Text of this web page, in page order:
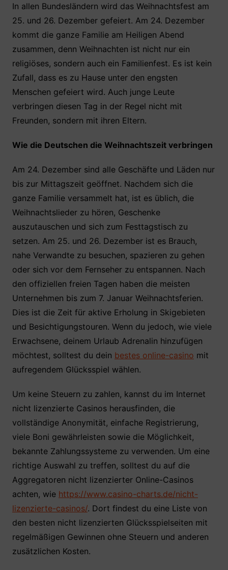
c
e
b
o
o
k
itt
er
at
s
A
p
p
er
e
st
le
n
In allen Bundesländern wird das Weihnachtsfest am
25. und 26. Dezember gefeiert. Am 24. Dezember
kommt die ganze Familie am Heiligen Abend
zusammen, denn Weihnachten ist nicht nur ein
religiöses, sondern auch ein Familienfest. Es ist kein
Zufall, dass es zu Hause unter den engsten
Menschen gefeiert wird. Auch junge Leute
verbringen diesen Tag in der Regel nicht mit
Freunden, sondern mit ihren Eltern.
Wie die Deutschen die Weihnachtszeit verbringen
Am 24. Dezember sind alle Geschäfte und Läden nur
bis zur Mittagszeit geöffnet. Nachdem sich die
ganze Familie versammelt hat, ist es üblich, die
Weihnachtslieder zu hören, Geschenke
auszutauschen und sich zum Festtagstisch zu
setzen. Am 25. und 26. Dezember ist es Brauch,
nahe Verwandte zu besuchen, spazieren zu gehen
oder sich vor dem Fernseher zu entspannen. Nach
den offiziellen freien Tagen haben die meisten
Unternehmen bis zum 7. Januar Weihnachtsferien.
Dies ist die Zeit für aktive Erholung in Skigebieten
und Besichtigungstouren. Wenn du jedoch, wie viele
Erwachsene, deinem Urlaub Adrenalin hinzufügen
möchtest, solltest du dein bestes online-casino mit
aufregendem Glücksspiel wählen.
Um keine Steuern zu zahlen, kannst du im Internet
nicht lizenzierte Casinos herausfinden, die
vollständige Anonymität, einfache Registrierung,
viele Boni gewährleisten sowie die Möglichkeit,
bekannte Zahlungssysteme zu verwenden. Um eine
richtige Auswahl zu treffen, solltest du auf die
Aggregatoren nicht lizenzierter Online-Casinos
achten, wie https://www.casino-charts.de/nicht-
lizenzierte-casinos/. Dort findest du eine Liste von
den besten nicht lizenzierten Glücksspielseiten mit
regelmäßigen Gewinnen ohne Steuern und anderen
zusätzlichen Kosten.